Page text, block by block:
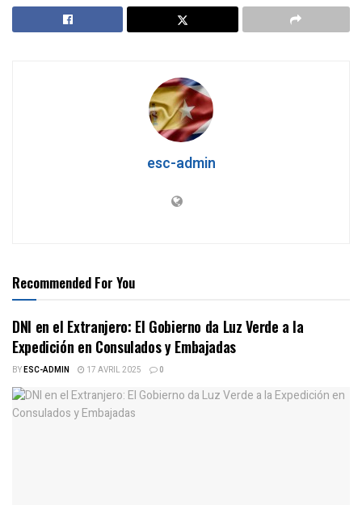
esc-admin
Recommended For You
DNI en el Extranjero: El Gobierno da Luz Verde a la
Expedición en Consulados y Embajadas
BYESC-ADMIN 17 AVRIL 2025 0